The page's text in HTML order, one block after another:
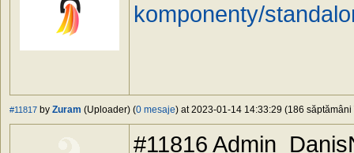
komponenty/
#11817 by Zuram (Uploader) (0 mesaje) at 2023-01-14 14:33:29 (186 săptămâni
#11816